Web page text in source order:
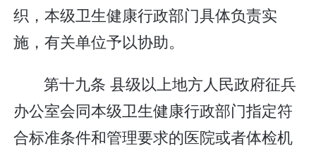
织，本级卫生健康行政部门具体负责实
施，有关单位予以协助。
第十九条 县级以上地方人民政府征兵
办公室会同本级卫生健康行政部门指定符
合标准条件和管理要求的医院或者体检机